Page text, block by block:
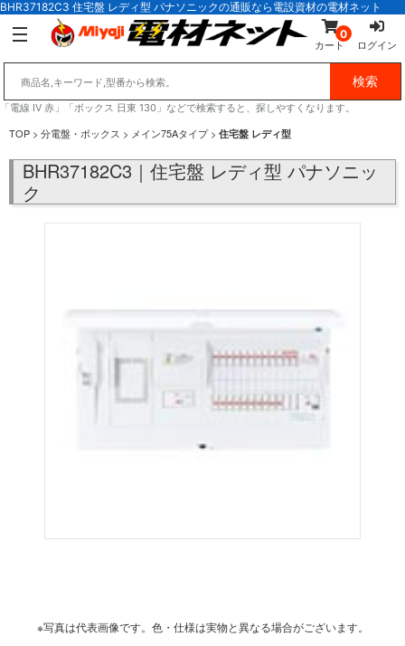
BHR37182C3 住宅盤 レディ型 パナソニックの通販なら電設資材の電材ネット
0
カート ログイン
「電線 IV 赤」「ボックス 日東 130」などで検索すると、探しやすくなります。
TOP > 分電盤・ボックス > メイン75Aタイプ> 住宅盤 レディ型
BHR37182C3｜住宅盤 レディ型 パナソニッ
ク
※写真は代表画像です。色・仕様は実物と異なる場合がございます。